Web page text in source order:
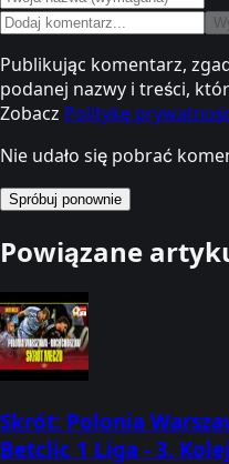
Publikując komentarz,
podanej nazwy i treści,
Zobacz Politykę
Nie udało się pobrać
Spróbuj ponownie
Powiązane
Skrót: Polonia
Betclic 1 Liga - 3.